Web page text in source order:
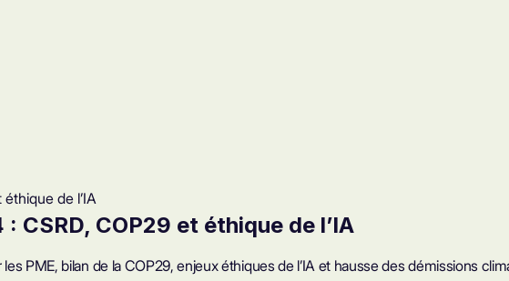
de l’IA
CSRD, COP29 et éthique de l’IA
PME, bilan de la COP29, enjeux éthiques de l’IA et hausse des démissions